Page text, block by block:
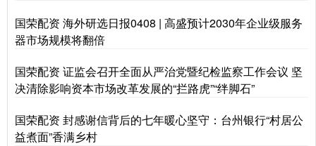
国荣配资 海外研选日报0408 | 高盛预计2030年企业级服务
器市场规模将翻倍
国荣配资 证监会召开全面从严治党暨纪检监察工作会议 坚
决清除影响资本市场改革发展的“拦路虎”“绊脚石”
国荣配资 封感谢信背后的七年暖心坚守：台州银行“村居公
益煮面”香满乡村